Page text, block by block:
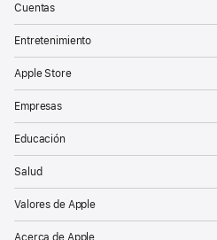
Cuentas
Entretenimiento
Apple Store
Empresas
Educación
Salud
Valores de Apple
Acerca de Apple